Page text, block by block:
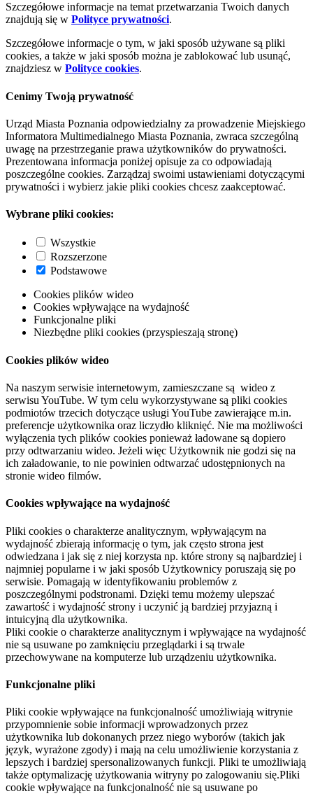
Szczegółowe informacje na temat przetwarzania Twoich danych
znajdują się w Polityce prywatności.
Szczegółowe informacje o tym, w jaki sposób używane są pliki
cookies, a także w jaki sposób można je zablokować lub usunąć,
znajdziesz w Polityce cookies.
Cenimy Twoją prywatność
Urząd Miasta Poznania odpowiedzialny za prowadzenie Miejskiego
Informatora Multimedialnego Miasta Poznania, zwraca szczególną
uwagę na przestrzeganie prawa użytkowników do prywatności.
Prezentowana informacja poniżej opisuje za co odpowiadają
poszczególne cookies. Zarządzaj swoimi ustawieniami dotyczącymi
prywatności i wybierz jakie pliki cookies chcesz zaakceptować.
Wybrane pliki cookies:
Wszystkie
Rozszerzone
Podstawowe
Cookies plików wideo
Cookies wpływające na wydajność
Funkcjonalne pliki
Niezbędne pliki cookies (przyspieszają stronę)
Cookies plików wideo
Na naszym serwisie internetowym, zamieszczane są wideo z
serwisu YouTube. W tym celu wykorzystywane są pliki cookies
podmiotów trzecich dotyczące usługi YouTube zawierające m.in.
preferencje użytkownika oraz liczydło kliknięć. Nie ma możliwości
wyłączenia tych plików cookies ponieważ ładowane są dopiero
przy odtwarzaniu wideo. Jeżeli więc Użytkownik nie godzi się na
ich załadowanie, to nie powinien odtwarzać udostępnionych na
stronie wideo filmów.
Cookies wpływające na wydajność
Pliki cookies o charakterze analitycznym, wpływającym na
wydajność zbierają informację o tym, jak często strona jest
odwiedzana i jak się z niej korzysta np. które strony są najbardziej i
najmniej popularne i w jaki sposób Użytkownicy poruszają się po
serwisie. Pomagają w identyfikowaniu problemów z
poszczególnymi podstronami. Dzięki temu możemy ulepszać
zawartość i wydajność strony i uczynić ją bardziej przyjazną i
intuicyjną dla użytkownika.
Pliki cookie o charakterze analitycznym i wpływające na wydajność
nie są usuwane po zamknięciu przeglądarki i są trwale
przechowywane na komputerze lub urządzeniu użytkownika.
Funkcjonalne pliki
Pliki cookie wpływające na funkcjonalność umożliwiają witrynie
przypomnienie sobie informacji wprowadzonych przez
użytkownika lub dokonanych przez niego wyborów (takich jak
język, wyrażone zgody) i mają na celu umożliwienie korzystania z
lepszych i bardziej spersonalizowanych funkcji. Pliki te umożliwiają
także optymalizację użytkowania witryny po zalogowaniu się.Pliki
cookie wpływające na funkcjonalność nie są usuwane po